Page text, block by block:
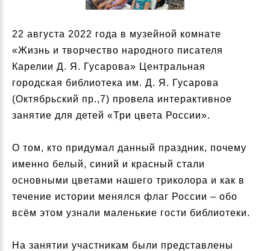
22 августа 2022 года в музейной комнате
«Жизнь и творчество народного писателя
Карелии Д. Я. Гусарова» Центральная
городская библиотека им. Д. Я. Гусарова
(Октябрьский пр.,7) провела интерактивное
занятие для детей «Три цвета России».
О том, кто придумал данный праздник, почему
именно белый, синий и красный стали
основными цветами нашего триколора и как в
течение истории менялся флаг России – обо
всём этом узнали маленькие гости библиотеки.
На занятии участникам были представлены